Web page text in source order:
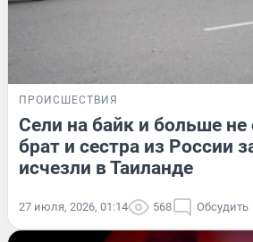
ПРОИСШЕСТВИЯ
Сели на байк и больше не
брат и сестра из России
исчезли в Таиланде
27 июля, 2026, 01:14 568 Обсудить